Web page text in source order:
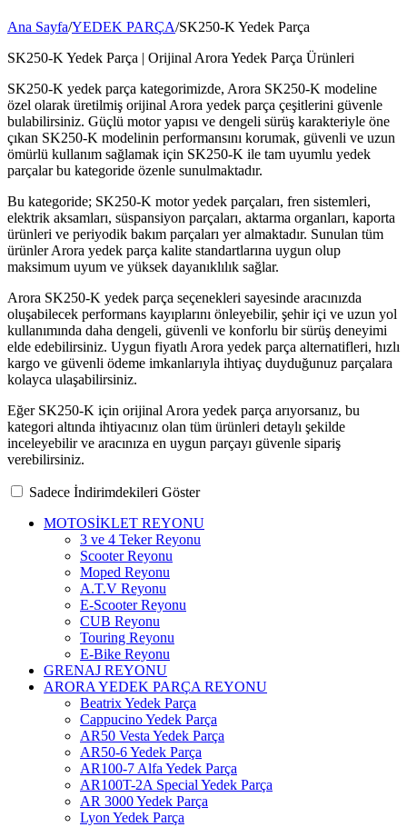
Ana Sayfa/YEDEK PARÇA/SK250-K Yedek Parça
SK250-K Yedek Parça | Orijinal Arora Yedek Parça Ürünleri
SK250-K yedek parça kategorimizde, Arora SK250-K modeline
özel olarak üretilmiş orijinal Arora yedek parça çeşitlerini güvenle
bulabilirsiniz. Güçlü motor yapısı ve dengeli sürüş karakteriyle öne
çıkan SK250-K modelinin performansını korumak, güvenli ve uzun
ömürlü kullanım sağlamak için SK250-K ile tam uyumlu yedek
parçalar bu kategoride özenle sunulmaktadır.
Bu kategoride; SK250-K motor yedek parçaları, fren sistemleri,
elektrik aksamları, süspansiyon parçaları, aktarma organları, kaporta
ürünleri ve periyodik bakım parçaları yer almaktadır. Sunulan tüm
ürünler Arora yedek parça kalite standartlarına uygun olup
maksimum uyum ve yüksek dayanıklılık sağlar.
Arora SK250-K yedek parça seçenekleri sayesinde aracınızda
oluşabilecek performans kayıplarını önleyebilir, şehir içi ve uzun yol
kullanımında daha dengeli, güvenli ve konforlu bir sürüş deneyimi
elde edebilirsiniz. Uygun fiyatlı Arora yedek parça alternatifleri, hızlı
kargo ve güvenli ödeme imkanlarıyla ihtiyaç duyduğunuz parçalara
kolayca ulaşabilirsiniz.
Eğer SK250-K için orijinal Arora yedek parça arıyorsanız, bu
kategori altında ihtiyacınız olan tüm ürünleri detaylı şekilde
inceleyebilir ve aracınıza en uygun parçayı güvenle sipariş
verebilirsiniz.
Sadece İndirimdekileri Göster
MOTOSİKLET REYONU
3 ve 4 Teker Reyonu
Scooter Reyonu
Moped Reyonu
A.T.V Reyonu
E-Scooter Reyonu
CUB Reyonu
Touring Reyonu
E-Bike Reyonu
GRENAJ REYONU
ARORA YEDEK PARÇA REYONU
Beatrix Yedek Parça
Cappucino Yedek Parça
AR50 Vesta Yedek Parça
AR50-6 Yedek Parça
AR100-7 Alfa Yedek Parça
AR100T-2A Special Yedek Parça
AR 3000 Yedek Parça
Lyon Yedek Parça